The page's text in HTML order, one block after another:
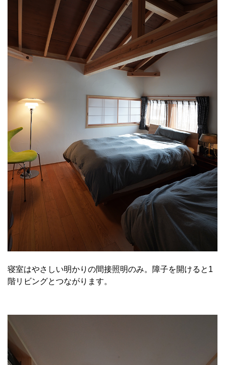
寝室はやさしい明かりの間接照明のみ。障子を開けると1
階リビングとつながります。